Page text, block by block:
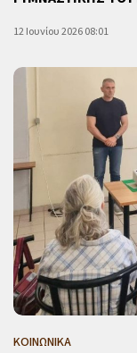
12 Ιουνίου 2026 08:01
ΚΟΙΝΩΝΙΚΑ